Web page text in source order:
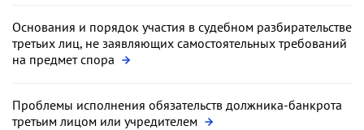
Основания и порядок участия в судебном разбирательстве
третьих лиц, не заявляющих самостоятельных требований
на предмет спора
Проблемы исполнения обязательств должника-банкрота
третьим лицом или учредителем